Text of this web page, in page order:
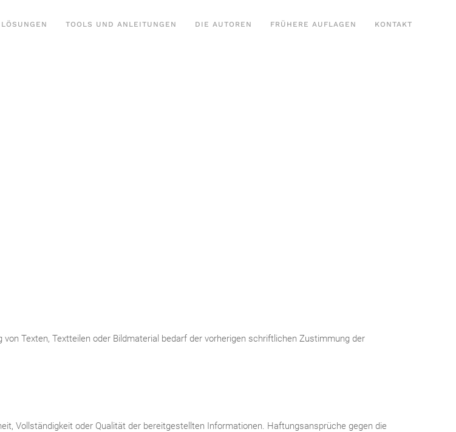
LÖSUNGEN TOOLS UND ANLEITUNGEN DIE AUTOREN FRÜHERE AUFLAGEN KONTAKT
Texten, Textteilen oder Bildmaterial bedarf der vorherigen schriftlichen Zustimmung der
Vollständigkeit oder Qualität der bereitgestellten Informationen. Haftungsansprüche gegen die